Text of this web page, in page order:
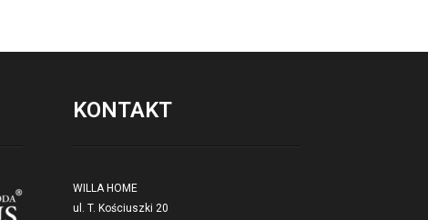
KONTAKT
WILLA HOME
ul. T. Kościuszki 20